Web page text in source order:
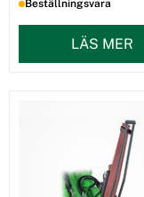
Beställningsvara
LÄS MER